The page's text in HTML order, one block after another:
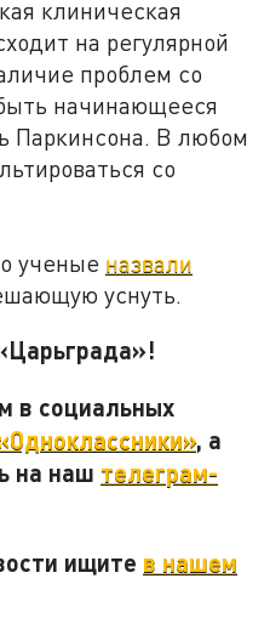
клиническая
на регулярной
проблем со
начинающееся
Паркинсона. В любом
со
ученые назвали
уснуть.
в социальных
, а
на наш телеграм-
ищите в нашем